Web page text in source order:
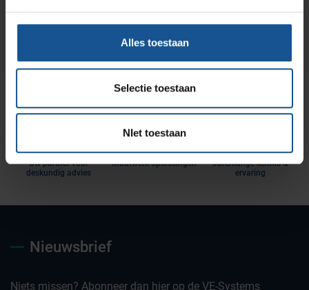
Alles toestaan
Selectie toestaan
NIet toestaan
Offerte aanvragen
Uw partner voor
deskundig advies
Maatwerk oplossingen
Jarenlange kennis &
ervaring
Nieuwsbrief
Niets missen? Abonneer dan hier op de VE-Systems